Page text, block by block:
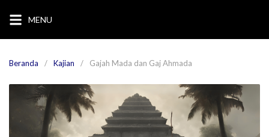
konten
MENU
Beranda Kajian Gajah Mada dan Gaj Ahmada